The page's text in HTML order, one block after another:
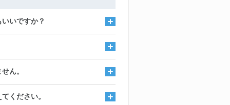
いですか？
ん。
ください。